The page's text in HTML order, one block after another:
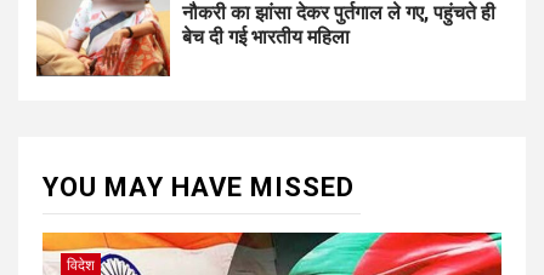
नौकरी का झांसा देकर पुर्तगाल ले गए, पहुंचते ही
बेच दी गई भारतीय महिला
YOU MAY HAVE MISSED
विदेश